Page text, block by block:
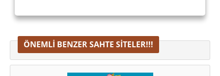
ÖNEMLI BENZER SAHTE SITELER!!!